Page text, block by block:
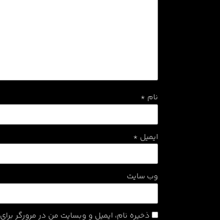
نام *
ایمیل *
وب‌ سایت
ذخیره نام، ایمیل و وبسایت من در مرورگر